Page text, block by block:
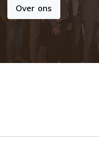
Over ons